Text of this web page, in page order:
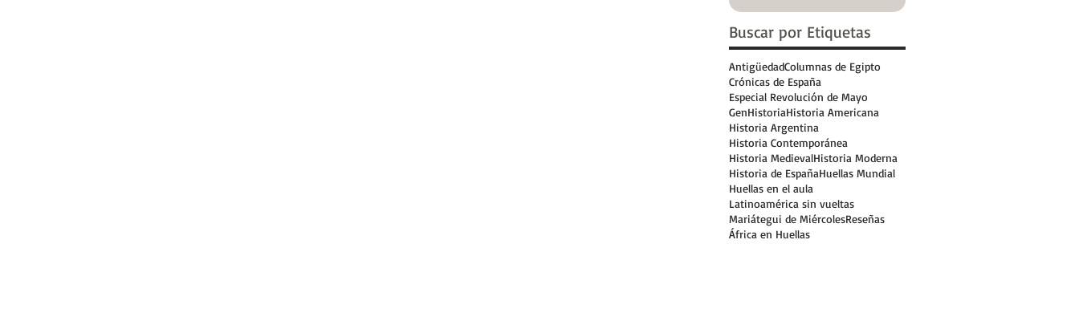
Buscar por Etiquetas
AntigüedadColumnas de Egipto
Crónicas de España
Especial Revolución de Mayo
GenHistoriaHistoria Americana
Historia Argentina
Historia Contemporánea
Historia MedievalHistoria Moderna
Historia de EspañaHuellas Mundial
Huellas en el aula
Latinoamérica sin vueltas
Mariátegui de MiércolesReseñas
África en Huellas